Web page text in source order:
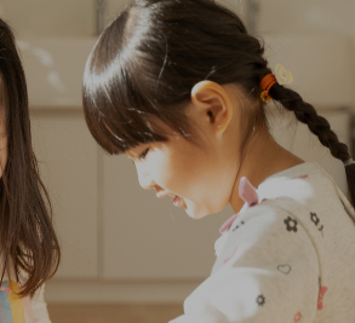
ュース作り～にじ組～2026.08.0